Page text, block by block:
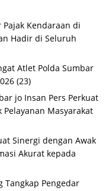
Pajak Kendaraan di
Hadir di Seluruh
Atlet Polda Sumbar
(23)
jo Insan Pers Perkuat
Masyarakat
Sinergi dengan Awak
Akurat kepada
Tangkap Pengedar